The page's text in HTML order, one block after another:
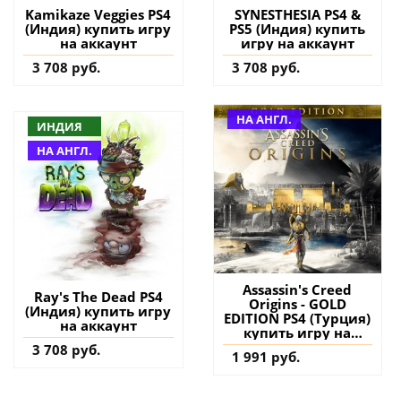
Kamikaze Veggies PS4
(Индия) купить игру
на аккаунт
3 708 руб.
SYNESTHESIA PS4 &
PS5 (Индия) купить
игру на аккаунт
3 708 руб.
ИНДИЯ
НА АНГЛ.
Ray's The Dead PS4
(Индия) купить игру
на аккаунт
3 708 руб.
НА АНГЛ.
Assassin's Creed
Origins - GOLD
EDITION PS4 (Турция)
купить игру на
аккаунт
1 991 руб.